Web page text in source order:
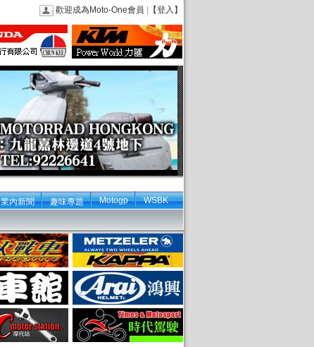
歡迎成為Moto-One會員 【登入】
業內新聞 趣味專題 Motogp WSBK